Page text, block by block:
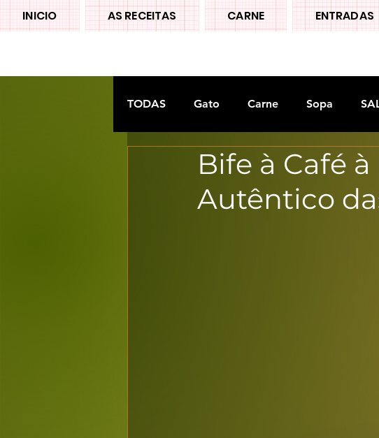
INICIO AS RECEITAS CARNE ENTRADAS
TODAS Gato Carne Sopa
Doces tradiconais FRUTAS
Bife à Café
Autêntico